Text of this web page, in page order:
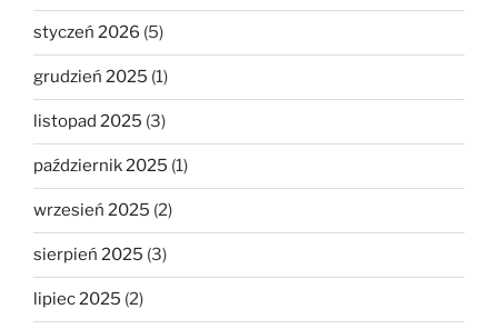
styczeń 2026 (5)
grudzień 2025 (1)
listopad 2025 (3)
październik 2025 (1)
wrzesień 2025 (2)
sierpień 2025 (3)
lipiec 2025 (2)